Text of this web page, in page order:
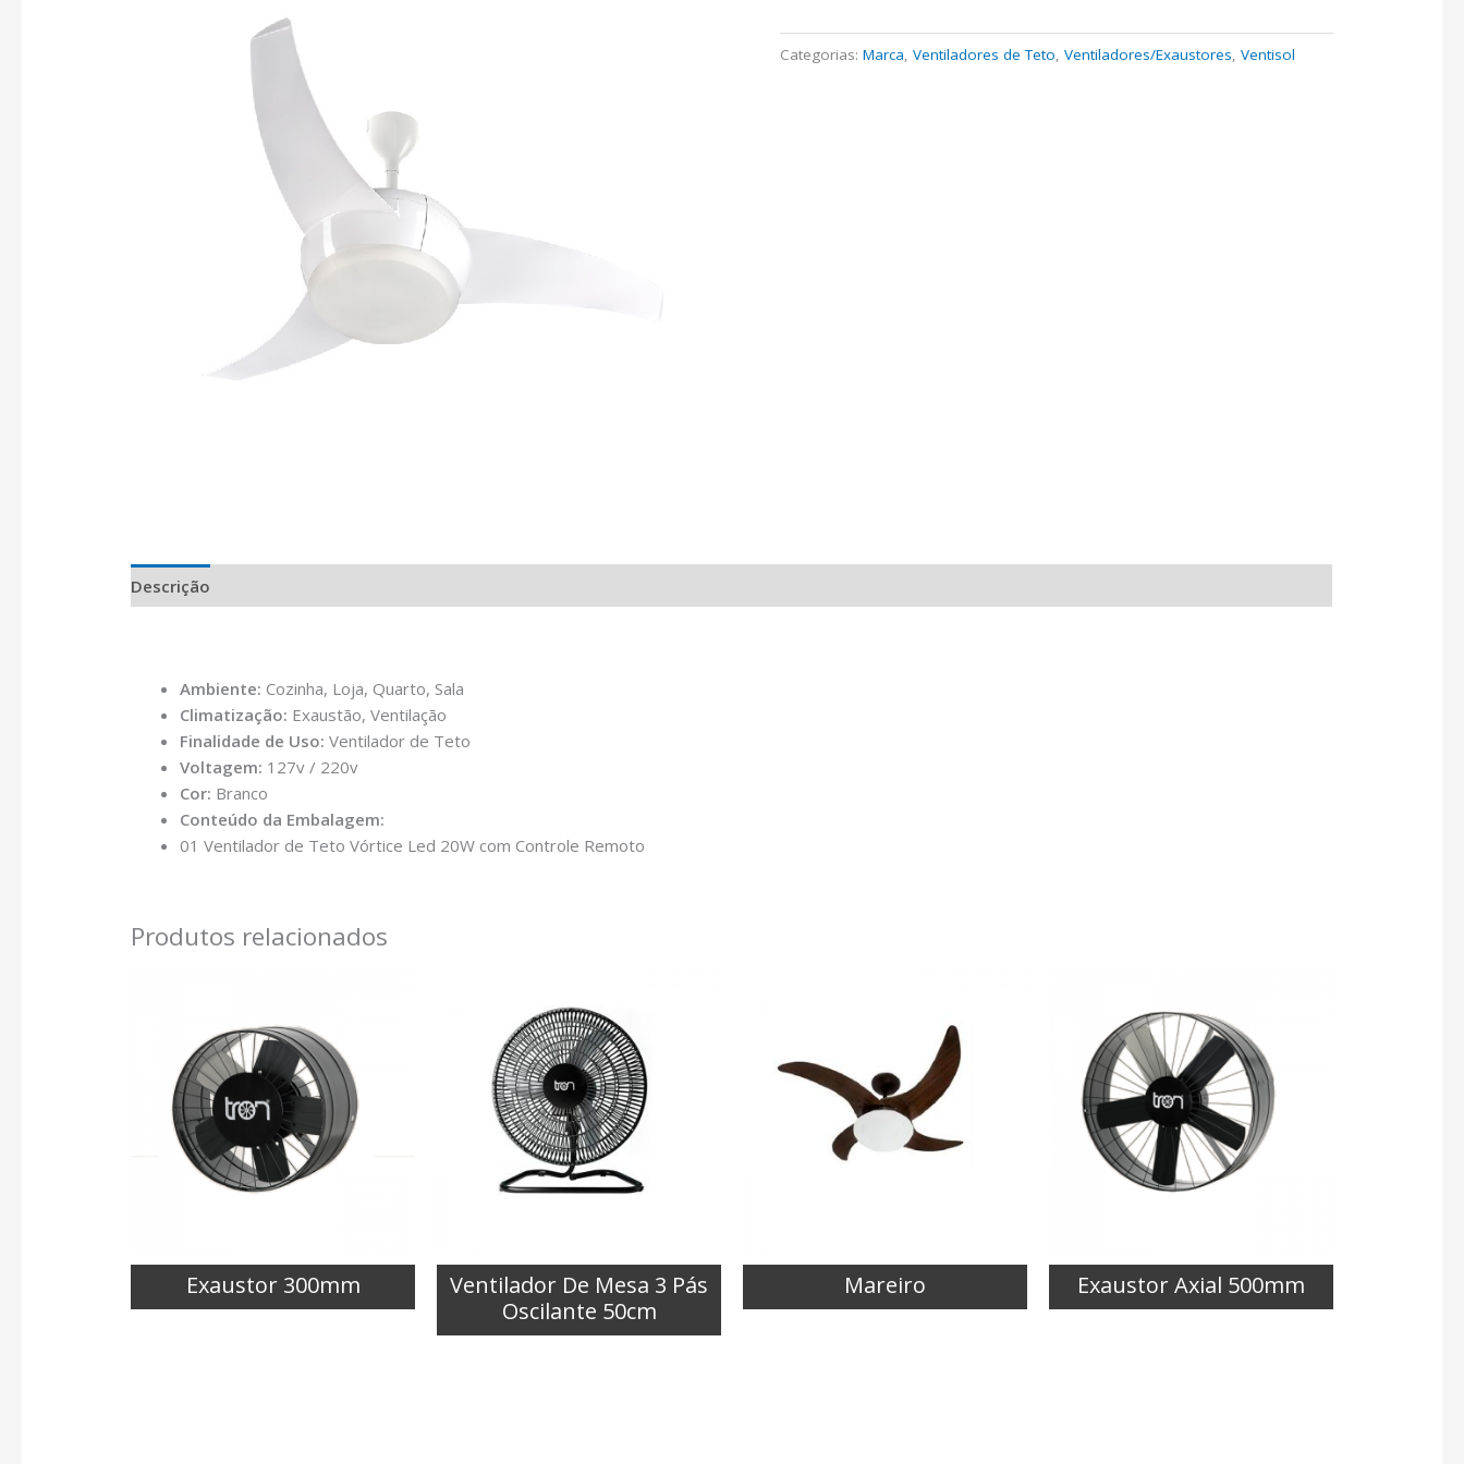
Categorias:Marca,Ventiladores de Teto,Ventiladores/Exaustores,Ventisol
Descrição
Ambiente: Cozinha, Loja, Quarto, Sala
Climatização: Exaustão, Ventilação
Finalidade de Uso: Ventilador de Teto
Voltagem: 127v / 220v
Cor: Branco
Conteúdo da Embalagem:
01 Ventilador de Teto Vórtice Led 20W com Controle Remoto
Produtos relacionados
Exaustor 300mm
Ventilador De Mesa 3 Pás
Oscilante 50cm
Mareiro Exaustor Axial 500mm